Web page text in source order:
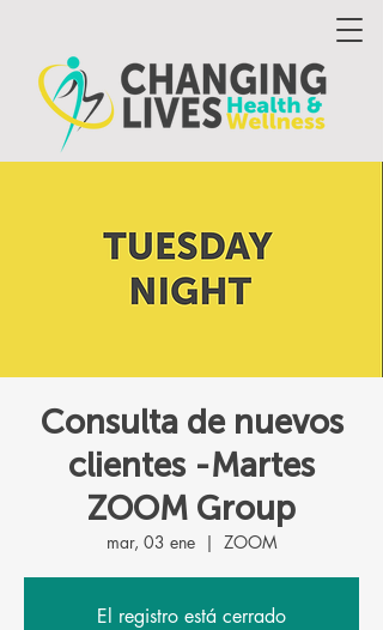
Consulta de nuevos
clientes -Martes
ZOOM Group
mar, 03 ene
  |
ZOOM
El registro está cerrado